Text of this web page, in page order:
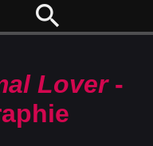
search
Lover-